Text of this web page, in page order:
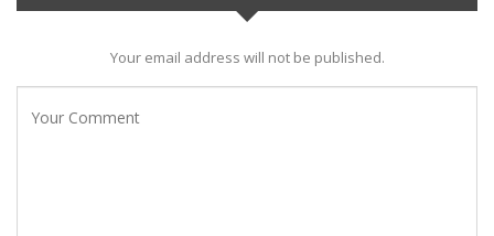
Your email address will not be published.